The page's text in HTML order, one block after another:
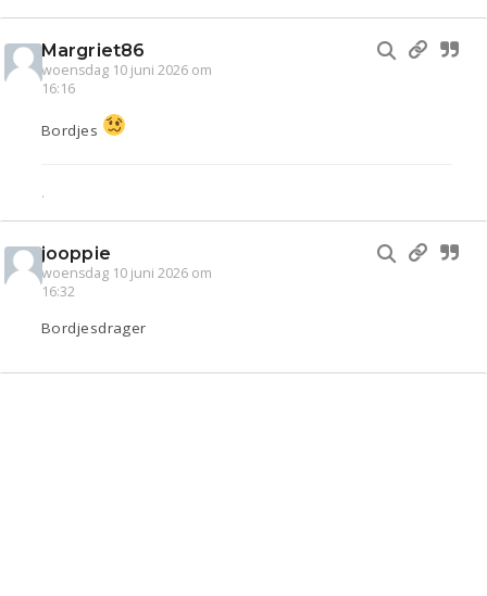
Margriet86
woensdag 10 juni 2026 om
16:16
Bordjes
.
jooppie
woensdag 10 juni 2026 om
16:32
Bordjesdrager